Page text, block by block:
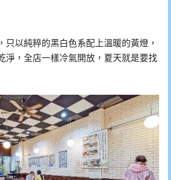
只以純粹的黑白色系配上溫暖的黃燈，
淨，全店一樣冷氣開放，夏天就是要找